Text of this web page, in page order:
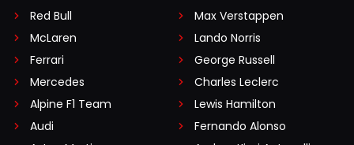
Red Bull
McLaren
Ferrari
Mercedes
Alpine F1 Team
Audi
Max Verstappen
Lando Norris
George Russell
Charles Leclerc
Lewis Hamilton
Fernando Alonso